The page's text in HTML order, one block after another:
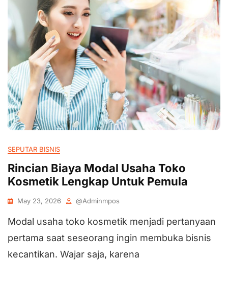
SEPUTAR BISNIS
Rincian Biaya Modal Usaha Toko
Kosmetik Lengkap Untuk Pemula
May 23, 2026 @adminmpos
Modal usaha toko kosmetik menjadi pertanyaan
pertama saat seseorang ingin membuka bisnis
kecantikan. Wajar saja, karena